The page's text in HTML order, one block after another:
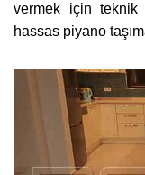
vermek için teknik
hassas piyano